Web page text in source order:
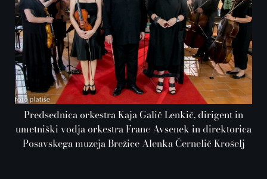
Predsednica orkestra Kaja Galič Lenkič, dirigent in
umetniški vodja orkestra Franc Avsenek in direktorica
Posavskega muzeja Brežice Alenka Černelič Krošelj